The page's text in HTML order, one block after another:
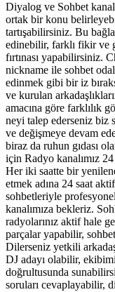
Diyalog ve Sohbet
ortak bir konu
tartışabilirsiniz. Bu
edinebilir, farklı fikir ve
fırtınası yapabilirsiniz.
nickname ile sohbet
edinmek gibi bir iz
ve kurulan
amacına göre farklılık
neyi talep ederseniz biz
ve değişmeye devam
biraz da ruhun gıdası
için Radyo kanalımız
Her iki saatte bir
etmek adına 24 saat
sohbetleriyle
kanalımıza bekleriz.
radyolarınız aktif hale
parçalar yapabilir,
Dilerseniz yetkili
DJ adayı olabilir,
doğrultusunda
soruları cevaplayabilir,